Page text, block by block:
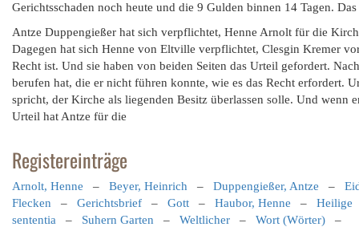
Gerichtsschaden noch heute und die 9 Gulden binnen 14 Tagen.
Antze Duppengießer hat sich verpflichtet, Henne Arnolt für die
Dagegen hat sich Henne von Eltville verpflichtet, Clesgin Kremer
Recht ist. Und sie haben von beiden Seiten das Urteil gefordert.
berufen hat, die er nicht führen konnte, wie es das Recht erfordert.
spricht, der Kirche als liegenden Besitz überlassen solle. Und wenn
Urteil hat Antze für die
Registereinträge
Arnolt, Henne – Beyer, Heinrich – Duppengießer, Antze –
Flecken – Gerichtsbrief – Gott – Haubor, Henne – Heilige
sententia – Suhern Garten – Weltlicher – Wort (Wörter) –